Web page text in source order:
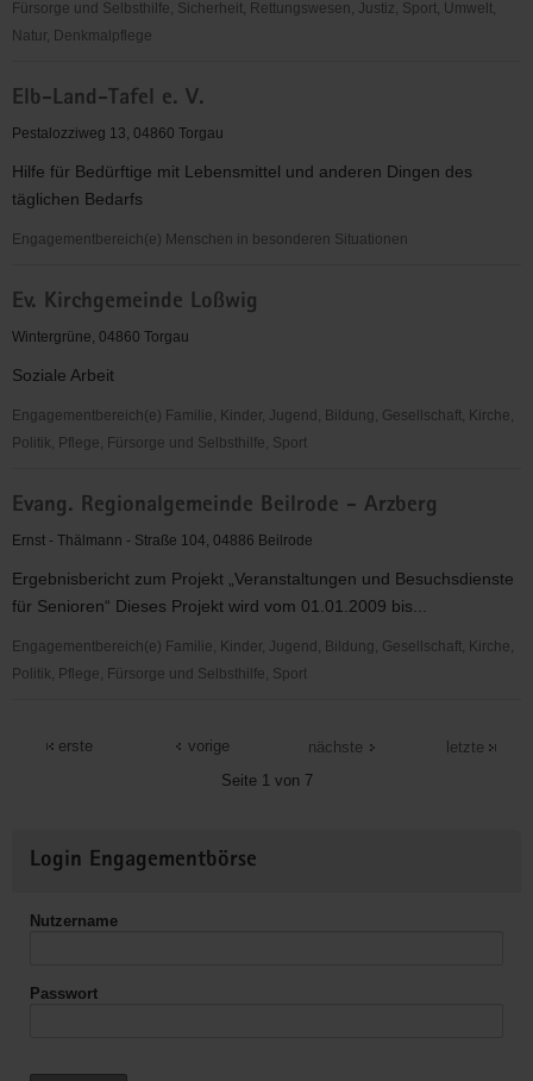
Fürsorge und Selbsthilfe, Sicherheit, Rettungswesen, Justiz, Sport, Umwelt,
Natur, Denkmalpflege
Verband
für
und
Jugendarbeit
Sachsen-
e.V.
Torgau
Elb-Land-Tafel e. V.
Pestalozziweg 13, 04860 Torgau
Hilfe für Bedürftige mit Lebensmittel und anderen Dingen des
täglichen Bedarfs
Engagementbereich(e) Menschen in besonderen Situationen
Land-
Tafel
V.
Ev. Kirchgemeinde Loßwig
Wintergrüne, 04860 Torgau
Soziale Arbeit
Engagementbereich(e) Familie, Kinder, Jugend, Bildung, Gesellschaft, Kirche,
Politik, Pflege, Fürsorge und Selbsthilfe, Sport
Kirchgemeinde
Loßwig
Evang. Regionalgemeinde Beilrode - Arzberg
Ernst - Thälmann - Straße 104, 04886 Beilrode
Ergebnisbericht zum Projekt „Veranstaltungen und Besuchsdienste
für Senioren“ Dieses Projekt wird vom 01.01.2009 bis...
Engagementbereich(e) Familie, Kinder, Jugend, Bildung, Gesellschaft, Kirche,
Politik, Pflege, Fürsorge und Selbsthilfe, Sport
Regionalgemeinde
erste
vorige
Seite 1 von 7
nächste letzte
Informationen
Login Engagementbörse
Nutzername
Passwort